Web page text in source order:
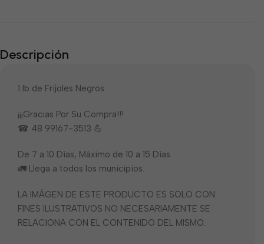
Descripción
1 lb de Frijoles Negros
¡¡¡Gracias Por Su Compra!!!
☎ 48 99167-3513 💪
De 7 a 10 Días, Máximo de 10 a 15 Días.
🚛 Llega a todos los municipios.
LA IMÁGEN DE ESTE PRODUCTO ES SOLO CON
FINES ILUSTRATIVOS NO NECESARIAMENTE SE
RELACIONA CON EL CONTENIDO DEL MISMO.